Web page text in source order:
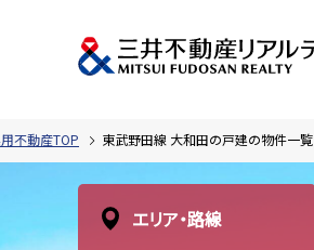
不動産TOP 東武野田線 大和田の戸建の物件一覧
エリア・路線